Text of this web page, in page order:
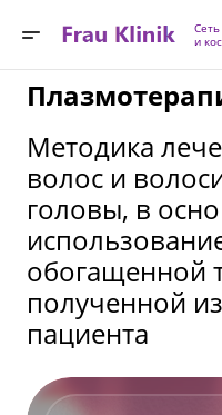
Сеть
и
Методика
волос и
головы, в
обогащенной
полученной
пациента